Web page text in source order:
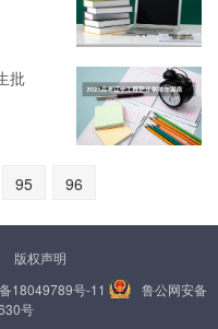
批
95 96
版权声明
18049789号-11
鲁公网安备
号